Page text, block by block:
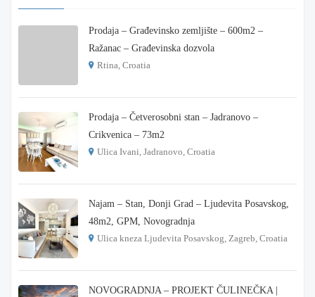
Prodaja – Građevinsko zemljište – 600m2 –
Ražanac – Građevinska dozvola
Rtina, Croatia
Prodaja – Četverosobni stan – Jadranovo –
Crikvenica – 73m2
Ulica Ivani, Jadranovo, Croatia
Najam – Stan, Donji Grad – Ljudevita Posavskog,
48m2, GPM, Novogradnja
Ulica kneza Ljudevita Posavskog, Zagreb, Croatia
NOVOGRADNJA – PROJEKT ČULINEČKA |